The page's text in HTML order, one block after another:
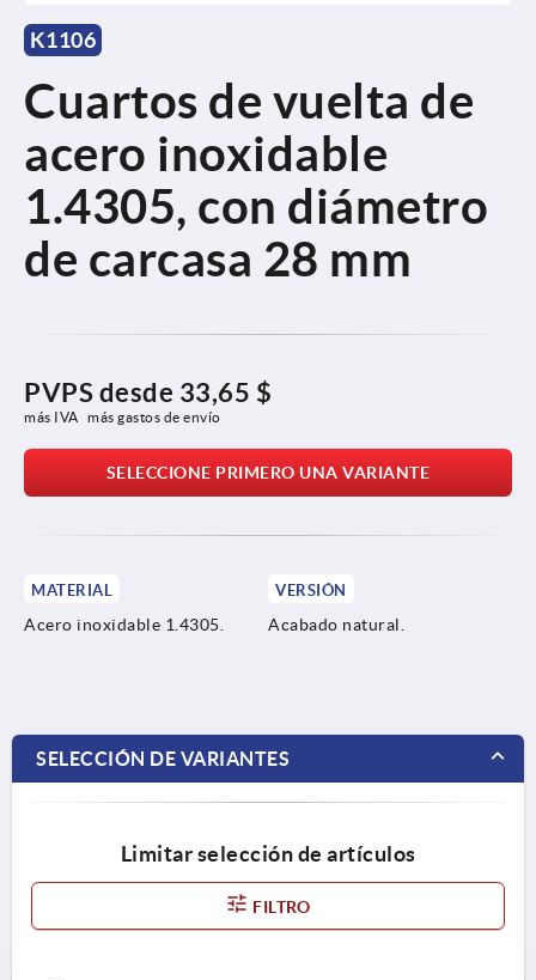
K1106
Cuartos de vuelta de
acero inoxidable
1.4305, con diámetro
de carcasa 28 mm
PVPS desde 33,65 $
más IVA más gastos de envío
SELECCIONE PRIMERO UNA VARIANTE
MATERIAL
Acero inoxidable 1.4305.
VERSIÓN
Acabado natural.
SELECCIÓN DE VARIANTES
Limitar selección de artículos
FILTRO